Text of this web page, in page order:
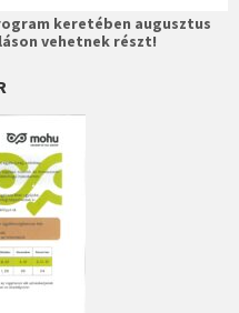
keretében augusztus
vehetnek részt!